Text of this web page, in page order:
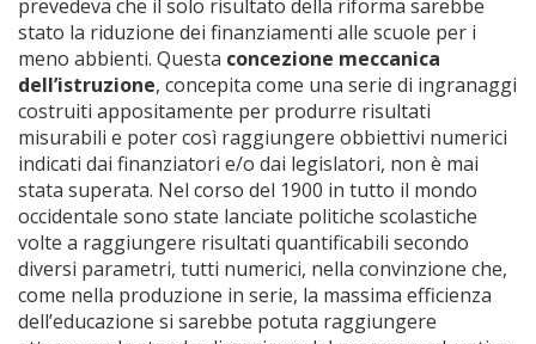
prevedeva che il solo risultato della riforma sarebbe
stato la riduzione dei finanziamenti alle scuole per i
meno abbienti. Questa concezione meccanica
dell’istruzione, concepita come una serie di ingranaggi
costruiti appositamente per produrre risultati
misurabili e poter così raggiungere obbiettivi numerici
indicati dai finanziatori e/o dai legislatori, non è mai
stata superata. Nel corso del 1900 in tutto il mondo
occidentale sono state lanciate politiche scolastiche
volte a raggiungere risultati quantificabili secondo
diversi parametri, tutti numerici, nella convinzione che,
come nella produzione in serie, la massima efficienza
dell’educazione si sarebbe potuta raggiungere